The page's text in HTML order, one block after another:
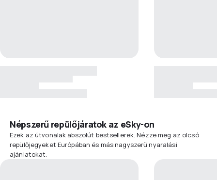
Népszerű repülőjáratok az eSky-on
Ezek az útvonalak abszolút bestsellerek. Nézze meg az olcsó
repülőjegyeket Európában és más nagyszerű nyaralási
ajánlatokat.